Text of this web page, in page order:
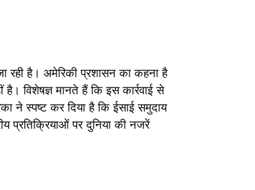
रही है। अमेरिकी प्रशासन का कहना है
विशेषज्ञ मानते हैं कि इस कार्रवाई से
ने स्पष्ट कर दिया है कि ईसाई समुदाय
पर दुनिया की नजरें